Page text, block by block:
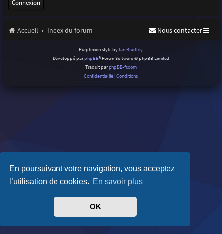
En poursuivant votre navigation, vous acceptez
l’utilisation de cookies. En savoir plus
OK
Accueil Index du forum Nous contacter
Purplexion style by Ian Bradley
Développé parphpBB® Forum Software © phpBB Limited
Traduit parphpBB-fr.com
Confidentialité |Conditions